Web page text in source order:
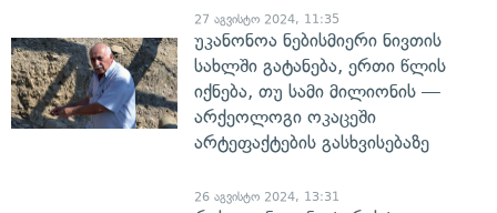
27 აგვისტო 2024, 11:35
უკანონოა ნებისმიერი ნივთის
სახლში გატანება, ერთი წლის
იქნება, თუ სამი მილიონის —
არქეოლოგი ოკაცეში
არტეფაქტების გასხვისებაზე
26 აგვისტო 2024, 13:31